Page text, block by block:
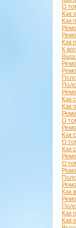
О
Как
Как
Как
К
Как
Как
О
Как
О
Как
О
Как
Как
Как